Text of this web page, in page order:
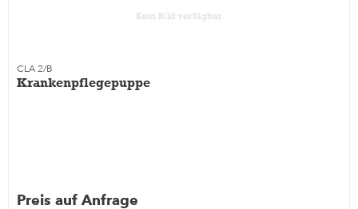
CLA 2/B
Krankenpflegepuppe
Preis auf Anfrage